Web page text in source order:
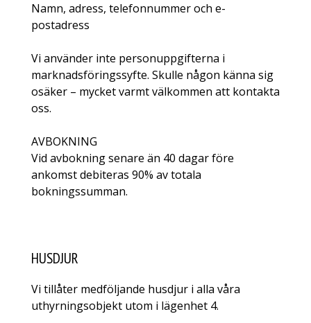
Namn, adress, telefonnummer och e-
postadress
Vi använder inte personuppgifterna i
marknadsföringssyfte. Skulle någon känna sig
osäker – mycket varmt välkommen att kontakta
oss.
AVBOKNING
Vid avbokning senare än 40 dagar före
ankomst debiteras 90% av totala
bokningssumman.
HUSDJUR
Vi tillåter medföljande husdjur i alla våra
uthyrningsobjekt utom i lägenhet 4.